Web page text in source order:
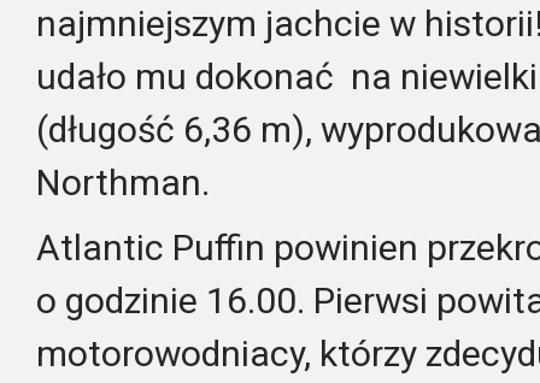
najmniejszym jachcie w
udało mu dokonać na
(długość 6,36 m),
Northman.
Atlantic Puffin powinien
o godzinie 16.00. Pierwsi
motorowodniacy, którzy